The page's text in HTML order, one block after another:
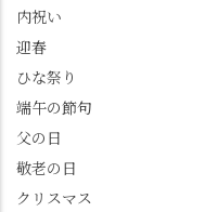
内祝い
迎春
ひな祭り
端午の節句
父の日
敬老の日
クリスマス